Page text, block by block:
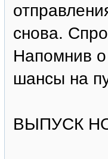
снова.
Напомнив
шансы на
ВЫПУСК